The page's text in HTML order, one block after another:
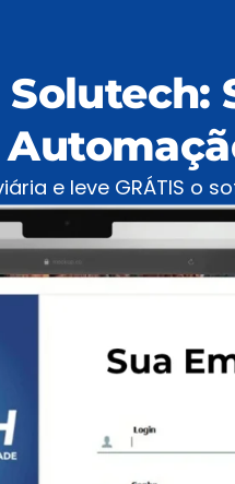
e leve GRÁTIS o